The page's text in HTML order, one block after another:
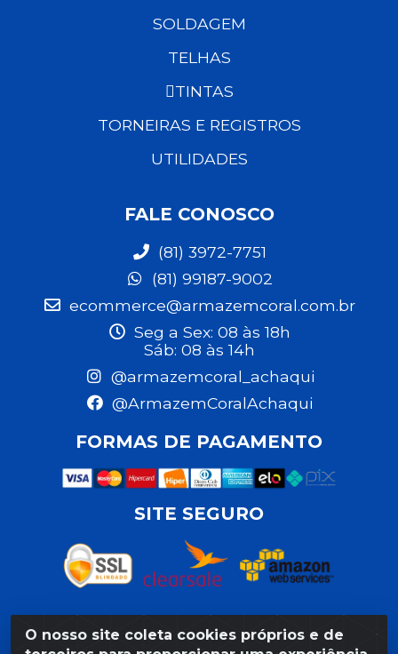
O nosso site coleta cookies próprios e de
SOLDAGEM
TELHAS
TINTAS
TORNEIRAS E REGISTROS
UTILIDADES
FALE CONOSCO
(81) 3972-7751
(81) 99187-9002
ecommerce@armazemcoral.com.br
Seg a Sex: 08 às 18h
Sáb: 08 às 14h
@armazemcoral_achaqui
@ArmazemCoralAchaqui
FORMAS DE PAGAMENTO
SITE SEGURO
Razão Social: Armazém Coral LTDA - Rua da Praia, 103 -